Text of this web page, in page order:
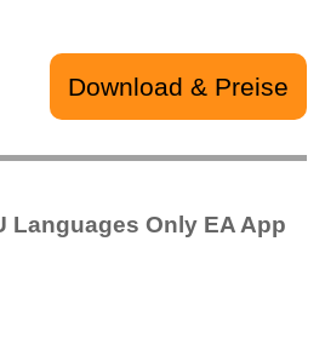
Download & Preise
Languages Only EA App